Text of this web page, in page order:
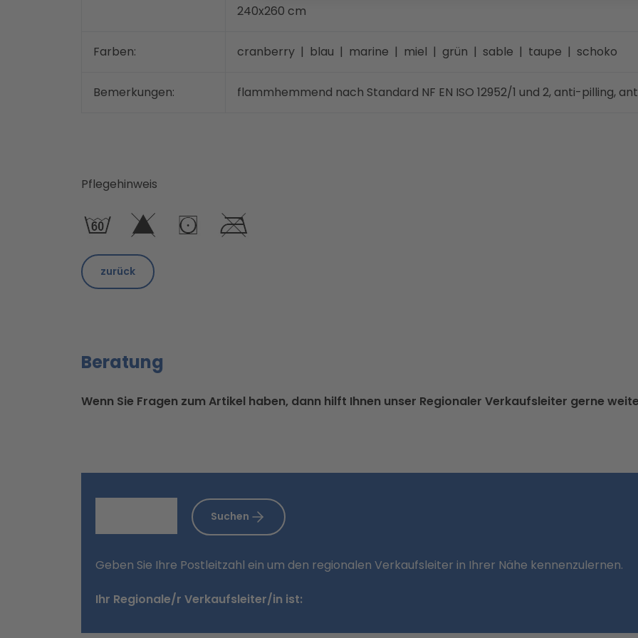
240x260 cm
Farben: cranberry | blau | marine | miel | grün | sable | taupe | schoko
Bemerkungen: flammhemmend nach Standard NF EN ISO 12952/1 und 2, anti-pilling,
Pflegehinweis
zurück
Beratung
Wenn Sie Fragen zum Artikel haben, dann hilft Ihnen unser Regionaler Verkaufsleiter gerne
Suchen
Geben Sie Ihre Postleitzahl ein um den regionalen Verkaufsleiter in Ihrer Nähe kennenzulernen.
Ihr Regionale/r Verkaufsleiter/in ist: